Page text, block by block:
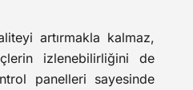
artırmakla kalmaz,
izlenebilirliğini de
panelleri sayesinde